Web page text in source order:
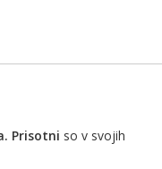
Prisotni so v svojih